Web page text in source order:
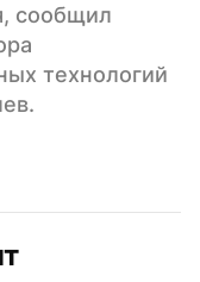
сообщил
технологий